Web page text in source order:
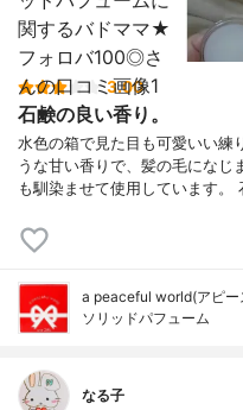
3.00
石鹸の良い香り。
水色の箱で見た目も可愛いい練
うな甘い香りで、髪の毛になじ
も馴染ませて使用しています。
a peaceful world(アピー
ソリッドパフューム
なる子